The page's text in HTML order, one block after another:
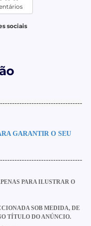
sociais
GARANTIR O SEU
PARA ILUSTRAR O
SOB MEDIDA, DE
TÍTULO DO ANÚNCIO.